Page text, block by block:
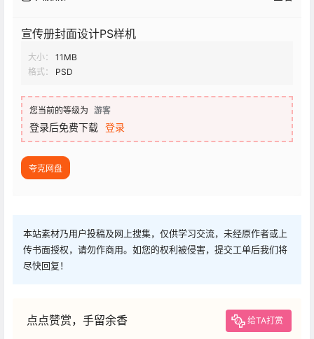
宣传册封面设计PS样机
大小：
11MB
格式：
PSD
您当前的等级为 游客
登录后免费下载 登录
夸克网盘
本站素材乃用户投稿及网上搜集，仅供学习交流，未经原作者或上
传书面授权，请勿作商用。如您的权利被侵害，提交工单后我们将
尽快回复！
点点赞赏，手留余香 给TA打赏